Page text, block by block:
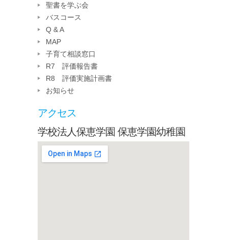
聖書を学ぶ会
バスコース
Q & A
MAP
子育て相談窓口
R7 評価報告書
R8 評価実施計画書
お知らせ
アクセス
学校法人保恵学園 保恵学園幼稚園